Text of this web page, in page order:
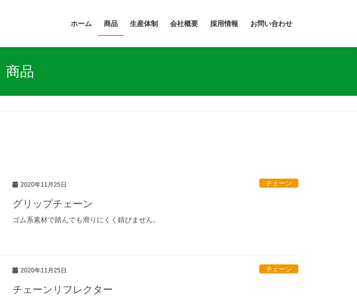
ホーム 商品 生産体制 会社概要 採用情報 お問い合わせ
商品
2020年11月25日 チェーン
グリップチェーン
ゴム系素材で踏んでも滑りにくく錆びません。
2020年11月25日 チェーン
チェーンリフレクター